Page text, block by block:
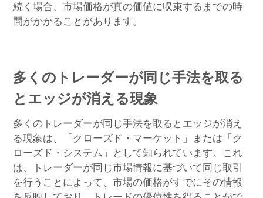
続く場合、市場価格が真の価値に収束するまでの時
間がかかることがあります。
多くのトレーダーが同じ手法を取る
とエッジが消える現象
多くのトレーダーが同じ手法を取るとエッジが消え
る現象は、「クローズド・マーケット」または「ク
ローズド・システム」として知られています。これ
は、トレーダーが同じ市場情報に基づいて同じ取引
を行うことによって、市場の価格がすでにその情報